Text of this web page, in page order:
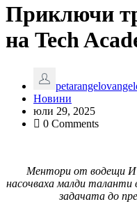
Приключи
на Tech
Новини
юли 29, 2025
0 Comments
Ментори от водещи
насочваха малди таланти
задачата до